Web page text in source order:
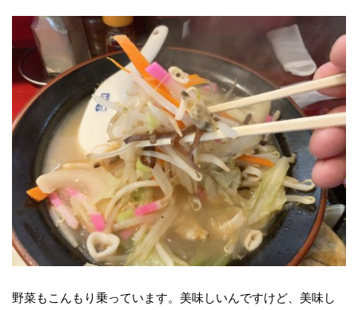
野菜もこんもり乗っています。美味しいんですけど、美味し